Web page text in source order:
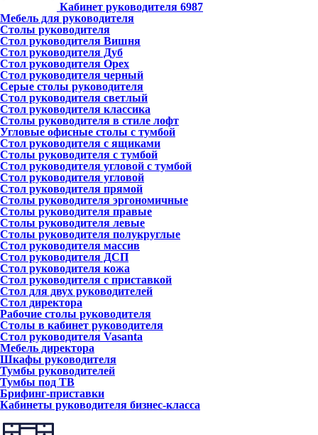
Кабинет руководителя 6987
Мебель для руководителя
Столы руководителя
Стол руководителя Вишня
Стол руководителя Дуб
Стол руководителя Орех
Стол руководителя черный
Серые столы руководителя
Стол руководителя светлый
Стол руководителя классика
Столы руководителя в стиле лофт
Угловые офисные столы с тумбой
Стол руководителя с ящиками
Столы руководителя с тумбой
Стол руководителя угловой с тумбой
Стол руководителя угловой
Стол руководителя прямой
Столы руководителя эргономичные
Столы руководителя правые
Столы руководителя левые
Столы руководителя полукруглые
Стол руководителя массив
Стол руководителя ДСП
Стол руководителя кожа
Стол руководителя с приставкой
Стол для двух руководителей
Стол директора
Рабочие столы руководителя
Столы в кабинет руководителя
Стол руководителя Vasanta
Мебель директора
Шкафы руководителя
Тумбы руководителей
Тумбы под ТВ
Брифинг-приставки
Кабинеты руководителя бизнес-класса